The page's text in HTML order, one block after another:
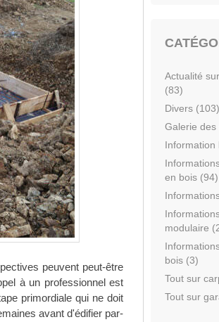
peuvent peut-être
à un professionnel est
primordiale qui ne doit
avant d'édifier par-
Actualité
(83)
Divers (103)
Galerie des
Information
en bois (94)
modulaire
bois (3)
Tout sur
Tout sur